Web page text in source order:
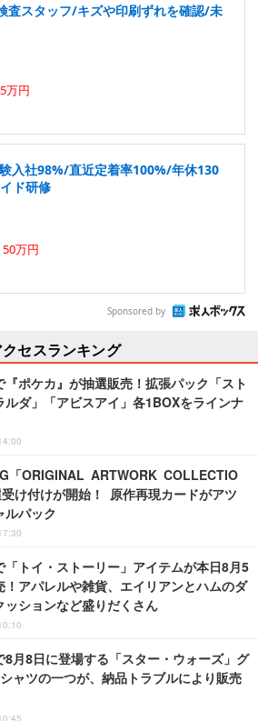
査スタッフ/キズや印刷ずれを確認/未
万円
入社98%/直近定着率100%/年休130
ド研修
万円
Sponsored by
クセスランキング
『ポケカ』が抽選販売！拡張パック「スト
ルダ」「アビスアイ」各1BOXをラインナ
「ORIGINAL ARTWORK COLLECTIO
け付けが開始！ 原作再現カードがアツ
ルパック
「トイ・ストーリー」アイテムが本日8月5
！アパレルや雑貨、エイリアンとハムのダ
ッションなど盛りだくさん
8月8日に登場する「スター・ウォーズ」グ
ャツの一つが、納品トラブルにより販売